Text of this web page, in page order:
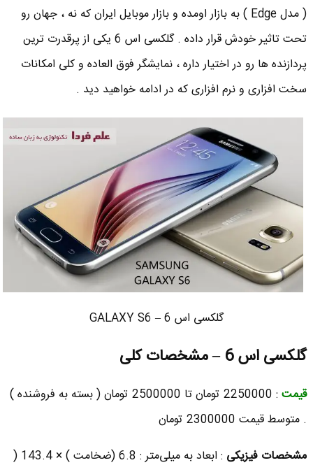
( مدل Edge ) به بازار اومده و بازار موبایل ایران که نه ، جهان رو
تحت تاثیر خودش قرار داده . گلکسی اس 6 یکی از پرقدرت ترین
پردازنده ها رو در اختیار داره ، نمایشگر فوق العاده و کلی امکانات
سخت افزاری و نرم افزاری که در ادامه خواهید دید .
گلکسی اس 6 – GALAXY S6
گلکسی اس 6 – مشخصات کلی
قیمت
: 2250000 تومان تا 2500000 تومان ( بسته به فروشنده )
. متوسط قیمت 2300000 تومان
مشخصات فیزیکی :
ابعاد به میلی‌متر : 6.8 (ضخامت ) × 143.4 (